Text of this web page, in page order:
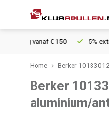
vanaf € 150 5% extra
Home Berker
Berker
aluminium/